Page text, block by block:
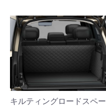
キルティングロードスペー